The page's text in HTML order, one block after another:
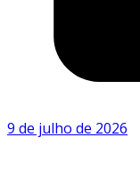
9 de julho de 2026